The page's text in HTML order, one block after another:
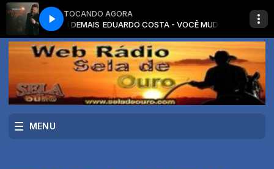
TOCANDO AGORA
VOCÊ MUDOU DEMAIS EDUARDO COSTA - VOCÊ MUDOU DEMAIS
MENU